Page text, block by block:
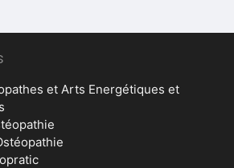
et Arts Energétiques et